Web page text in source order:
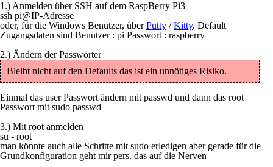
1.) Anmelden über SSH auf dem RaspBerry Pi3
ssh pi@IP-Adresse
oder, für die Windows Benutzer, überPutty /Kitty. Default
Zugangsdaten sind Benutzer : pi Passwort : raspberry
2.) Ändern der Passwörter
Bleibt nicht auf den Defaults das ist ein unnötiges Risiko.
Einmal das user Passwort ändern mit passwd und dann das root
Passwort mit sudo passwd
3.) Mit root anmelden
su - root
man könnte auch alle Schritte mit sudo erledigen aber gerade für die
Grundkonfiguration geht mir pers. das auf die Nerven